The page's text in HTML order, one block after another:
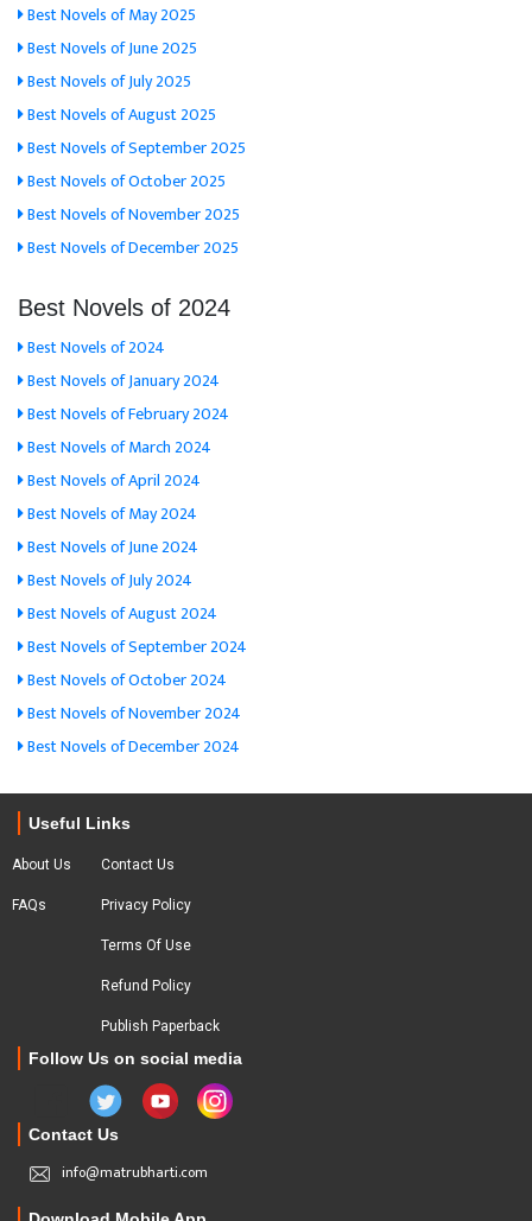
Best Novels of May 2025
Best Novels of June 2025
Best Novels of July 2025
Best Novels of August 2025
Best Novels of September 2025
Best Novels of October 2025
Best Novels of November 2025
Best Novels of December 2025
Best Novels of 2024
Best Novels of 2024
Best Novels of January 2024
Best Novels of February 2024
Best Novels of March 2024
Best Novels of April 2024
Best Novels of May 2024
Best Novels of June 2024
Best Novels of July 2024
Best Novels of August 2024
Best Novels of September 2024
Best Novels of October 2024
Best Novels of November 2024
Best Novels of December 2024
Useful Links
About Us
FAQs
Contact Us
Privacy Policy
Terms Of Use
Refund Policy
Publish Paperback
Follow Us on social media
Contact Us
info@matrubharti.com